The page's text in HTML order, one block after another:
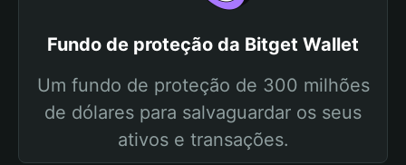
Fundo de proteção da Bitget Wallet
Um fundo de proteção de 300 milhões
de dólares para salvaguardar os seus
ativos e transações.